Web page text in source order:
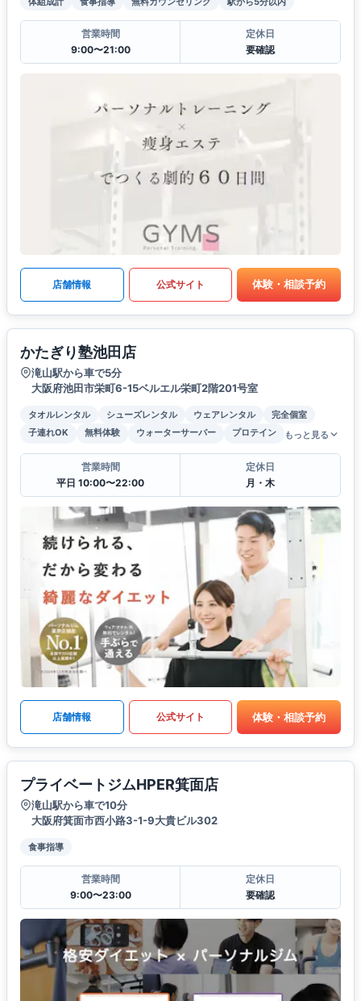
営業時間
9:00〜21:00
定休日
要確認
店舗情報 公式サイト 体験・相談予約
かたぎり塾池田店
滝山駅から車で5分
大阪府池田市栄町6-15ベルエル栄町2階201号室
タオルレンタル シューズレンタル ウェアレンタル
完全個室
子連れOK
無料体験 ウォーターサーバー プロテイン もっと見る
営業時間
平日 10:00〜22:00
定休日
月・木
店舗情報 公式サイト 体験・相談予約
プライベートジムHPER箕面店
滝山駅から車で10分
大阪府箕面市西小路3-1-9大貴ビル302
食事指導
営業時間
9:00〜23:00
定休日
要確認